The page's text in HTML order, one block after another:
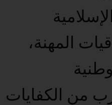
المهنة،
من الكفايات